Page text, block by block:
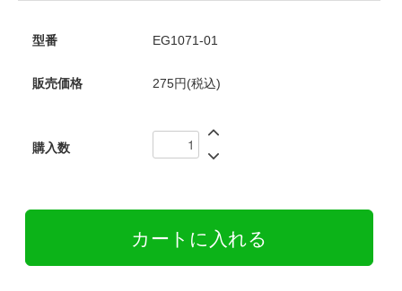
型番 EG1071-01
販売価格 275円(税込)
購入数